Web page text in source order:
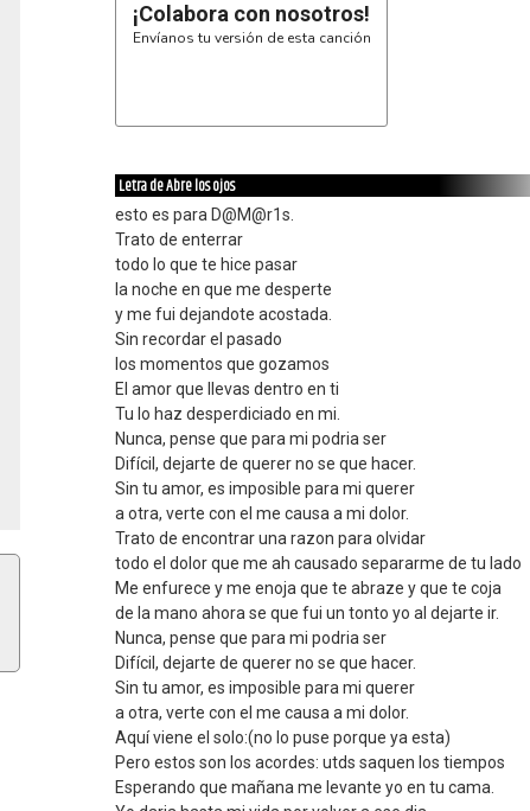
¡Colabora con nosotros!
Envíanos tu versión de esta canción
Letra de Abre los ojos
esto es para D@M@r1s.
Trato de enterrar
todo lo que te hice pasar
la noche en que me desperte
y me fui dejandote acostada.
Sin recordar el pasado
los momentos que gozamos
El amor que llevas dentro en ti
Tu lo haz desperdiciado en mi.
Nunca, pense que para mi podria ser
Difícil, dejarte de querer no se que hacer.
Sin tu amor, es imposible para mi querer
a otra, verte con el me causa a mi dolor.
Trato de encontrar una razon para olvidar
todo el dolor que me ah causado separarme de tu lado
Me enfurece y me enoja que te abraze y que te coja
de la mano ahora se que fui un tonto yo al dejarte ir.
Nunca, pense que para mi podria ser
Difícil, dejarte de querer no se que hacer.
Sin tu amor, es imposible para mi querer
a otra, verte con el me causa a mi dolor.
Aquí viene el solo:(no lo puse porque ya esta)
Pero estos son los acordes: utds saquen los tiempos
Esperando que mañana me levante yo en tu cama.